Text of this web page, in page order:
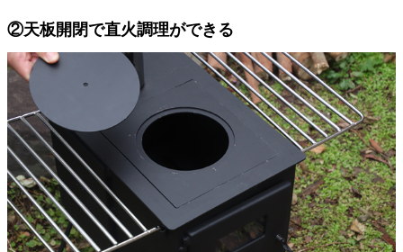
②天板開閉で直火調理ができる